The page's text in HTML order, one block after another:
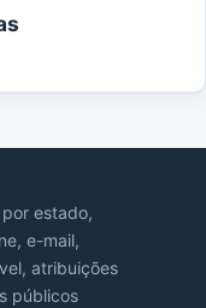
estado,
e-mail,
atribuições
públicos